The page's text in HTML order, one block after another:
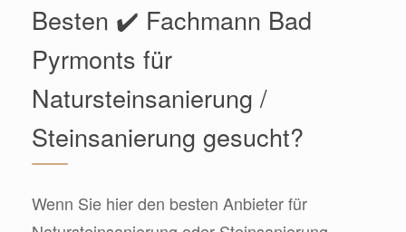
Besten ✔️ Fachmann Bad
Pyrmonts für
Natursteinsanierung /
Steinsanierung gesucht?
Wenn Sie hier den besten Anbieter für